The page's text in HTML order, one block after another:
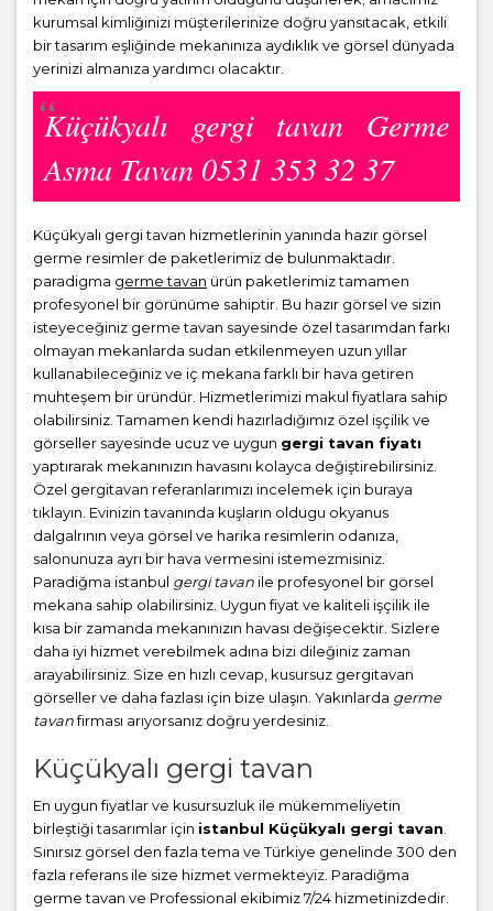
kurumsal kimliğinizi müşterilerinize doğru yansıtacak, etkili
bir tasarım eşliğinde mekanınıza aydıklık ve görsel dünyada
yerinizi almanıza yardımcı olacaktır.
Küçükyalı gergi tavan Germe
Asma Tavan 0531 353 32 37
Küçükyalı gergi tavan hizmetlerinin yanında hazır görsel
germe resimler de paketlerimiz de bulunmaktadır.
paradigma germe tavan ürün paketlerimiz tamamen
profesyonel bir görünüme sahiptir. Bu hazır görsel ve sizin
isteyeceğiniz germe tavan sayesinde özel tasarımdan farkı
olmayan mekanlarda sudan etkilenmeyen uzun yıllar
kullanabileceğiniz ve iç mekana farklı bir hava getiren
muhteşem bir üründür. Hizmetlerimizi makul fiyatlara sahip
olabilirsiniz. Tamamen kendi hazırladığımız özel işçilik ve
görseller sayesinde ucuz ve uygun gergi tavan fiyatı
yaptırarak mekanınızın havasını kolayca değiştirebilirsiniz.
Özel gergitavan referanlarımızı incelemek için buraya
tıklayın. Evinizin tavanında kuşların oldugu okyanus
dalgalrının veya görsel ve harika resimlerin odanıza,
salonunuza ayrı bir hava vermesini istemezmisiniz.
Paradiğma istanbul gergi tavan ile profesyonel bir görsel
mekana sahip olabilirsiniz. Uygun fiyat ve kaliteli işçilik ile
kısa bir zamanda mekanınızın havası değişecektir. Sizlere
daha iyi hizmet verebilmek adına bizi dileğiniz zaman
arayabilirsiniz. Size en hızlı cevap, kusursuz gergitavan
görseller ve daha fazlası için bize ulaşın. Yakınlarda germe
tavanfirması arıyorsanız doğru yerdesiniz.
Küçükyalı gergi tavan
En uygun fiyatlar ve kusursuzluk ile mükemmeliyetin
birleştiği tasarımlar için istanbul Küçükyalı gergi tavan
Sınırsız görsel den fazla tema ve Türkiye genelinde 300 den
fazla referans ile size hizmet vermekteyiz. Paradiğma
germe tavan ve Professional ekibimiz 7/24 hizmetinizdedir.